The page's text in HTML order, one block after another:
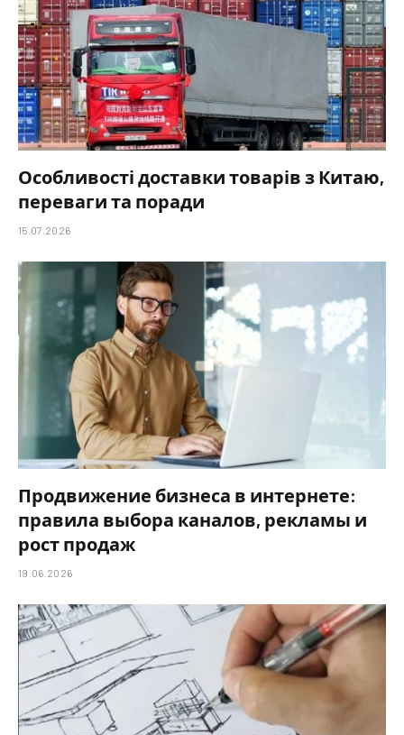
Особливості доставки товарів з Китаю,
переваги та поради
15.07.2026
Продвижение бизнеса в интернете:
правила выбора каналов, рекламы и
рост продаж
19.06.2026